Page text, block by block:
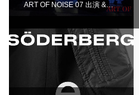
ART OF NOISE 07 出演 &…